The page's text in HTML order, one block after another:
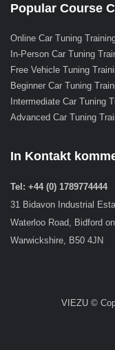
Popular Course
Online Car Tuning
In-Person Car Tuning
Free Vehicle Tuning
Beginner Car Tuning
Intermediate Car Tuning
Advanced Car Tuning
In Kontakt
Tel: +44 (0) 1789774444
31 Bidavon Industrial
Waterloo Road, Bidford
Warwickshire, B50 4JN
VIEZU ©